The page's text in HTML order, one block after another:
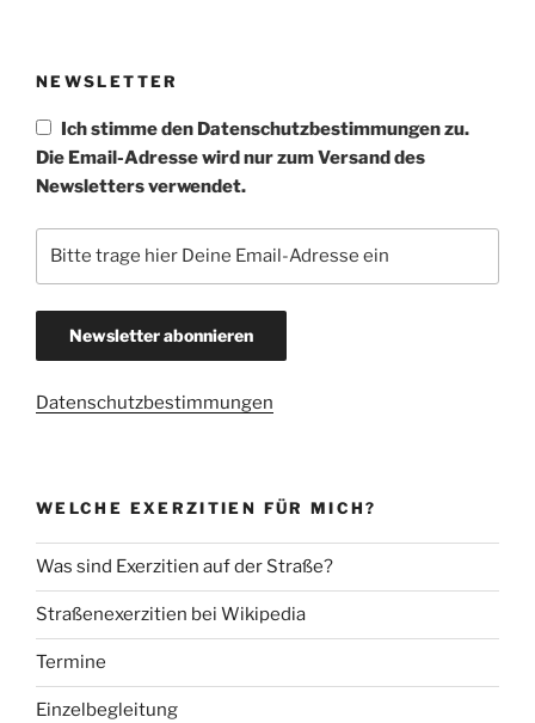
NEWSLETTER
Ich stimme den Datenschutzbestimmungen zu.
Die Email-Adresse wird nur zum Versand des
Newsletters verwendet.
Datenschutzbestimmungen
WELCHE EXERZITIEN FÜR MICH?
Was sind Exerzitien auf der Straße?
Straßenexerzitien bei Wikipedia
Termine
Einzelbegleitung